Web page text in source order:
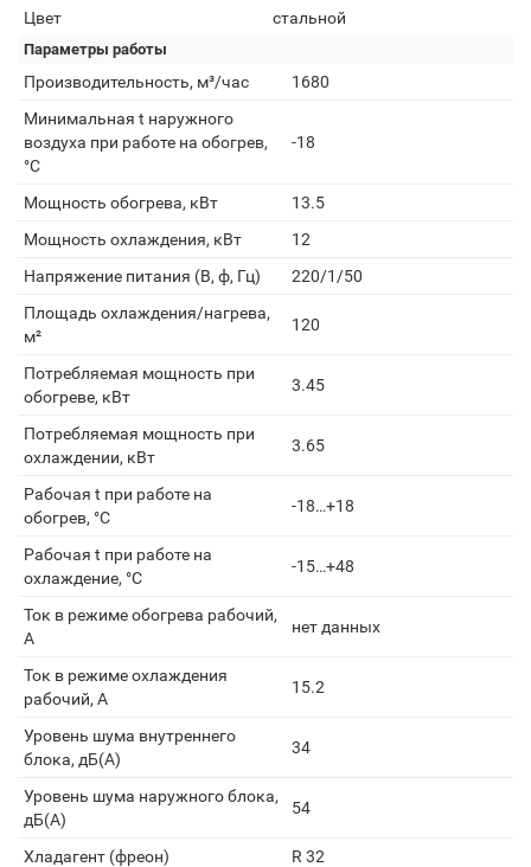
Цвет
стальной
Параметры работы
Производительность, м³/час
1680
Минимальная t наружного
воздуха при работе на обогрев,
°С
-18
Мощность обогрева, кВт
13.5
Мощность охлаждения, кВт
12
Напряжение питания (В, ф, Гц)
220/1/50
Площадь охлаждения/нагрева,
м²
120
Потребляемая мощность при
обогреве, кВт
3.45
Потребляемая мощность при
охлаждении, кВт
3.65
Рабочая t при работе на
обогрев, °С
-18…+18
Рабочая t при работе на
охлаждение, °С
-15…+48
Ток в режиме обогрева рабочий,
А
нет данных
Ток в режиме охлаждения
рабочий, А
15.2
Уровень шума внутреннего
блока, дБ(А)
34
Уровень шума наружного блока,
дБ(А)
54
Хладагент (фреон)
R 32